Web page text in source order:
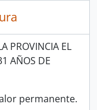
PROVINCIA EL
AÑOS DE
permanente.